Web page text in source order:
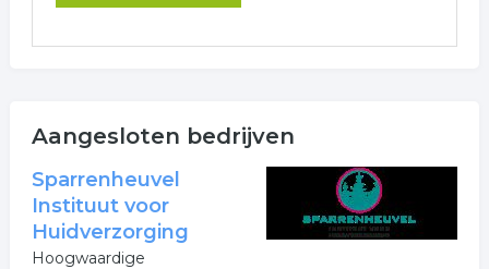
Aangesloten bedrijven
Sparrenheuvel
Instituut voor
Huidverzorging
Hoogwaardige